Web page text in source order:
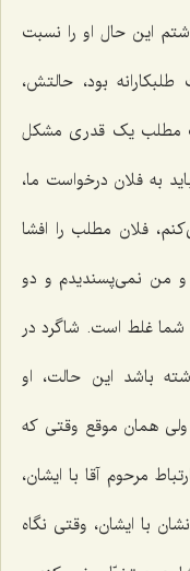
این حال او را نسبت
بود، حالتش،
مطلب یک قدری مشکل
به فلان درخواست ما،
فلان مطلب را افشا
من نمی‌پسندیدم و دو
غلط است. شاگرد در
باشد این حالت، او
همان موقع وقتی که
مرحوم آقا با ایشان،
با ایشان، وقتی نگاه